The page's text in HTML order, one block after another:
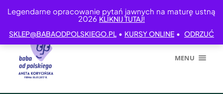
Legendarne opracowanie pytań jawnych na maturę ustną
2026 KLIKNIJ TUTAJ!
SKLEP@BABAODPOLSKIEGO.PL • KURSY ONLINE • ODRZUĆ
MENU